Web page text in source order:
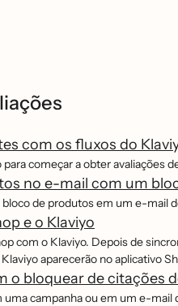
com os fluxos do
começar a obter avaliações
no e-mail com um
de produtos em um e-mail
e o Klaviyo
com o Klaviyo. Depois de
aparecerão no aplicativo
o bloquear de citações
campanha ou em um e-